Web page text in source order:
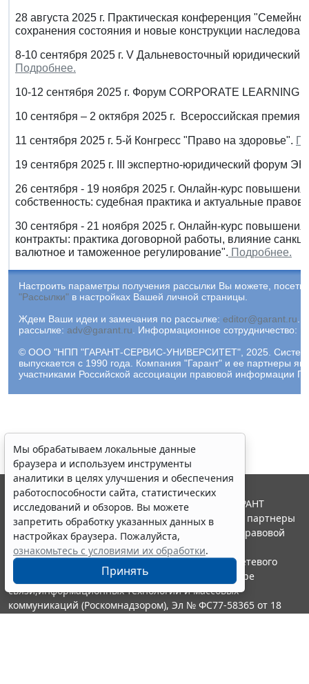
28 августа 2025 г. Практическая конференция
сохранения состояния и новые конструкции
8-10 сентября 2025 г. V Дальневосточный
Подробнее.
10-12 сентября 2025 г. Форум CORPORATE LEARNING
10 сентября – 2 октября 2025 г. Всероссийская
11 сентября 2025 г. 5-й Конгресс "Право на здоровье".
19 сентября 2025 г. III экспертно-юридический форум
26 сентября - 19 ноября 2025 г. Онлайн-курс
собственность: судебная практика и актуальные
30 сентября - 21 ноября 2025 г. Онлайн-курс
контракты: практика договорной работы, влияние
валютное и таможенное регулирование". Подробнее.
Настроить параметры получения рассылки Вы можете,
"Рассылки" в настройках Вашей личной страницы.
Ждем Ваши идеи и замечания по рассылке: editor@garant.ru
рассылке: adv@garant.ru Информационное сотрудничество:
© ООО "НПП "ГАРАНТ-СЕРВИС-УНИВЕРСИТЕТ", 2025.
выпускается с 1990 года. Компания "Гарант" и ее партнеры
участниками Российской ассоциации правовой информации
Мы обрабатываем локальные данные
браузера и используем инструменты
аналитики в целях улучшения и обеспечения
работоспособности сайта, статистических
исследований и обзоров. Вы можете
запретить обработку указанных данных в
настройках браузера. Пожалуйста,
ознакомьтесь с условиями их обработки.
Принять
© ООО "НПП "ГАРАНТ-СЕРВИС", 2026. Система ГАРАНТ
выпускается с 1990 года. Компания "Гарант" и ее партнеры
являются участниками Российской ассоциации правовой
информации ГАРАНТ.
Портал ГАРАНТ.РУ зарегистрирован в качестве сетевого
издания Федеральной службой по надзору в сфере
связи,информационных технологий и массовых
коммуникаций (Роскомнадзором), Эл № ФС77-58365 от 18